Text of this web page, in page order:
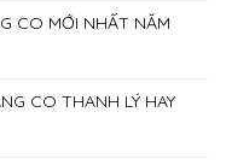
CO MỚI NHẤT NĂM
CO THANH LÝ HAY